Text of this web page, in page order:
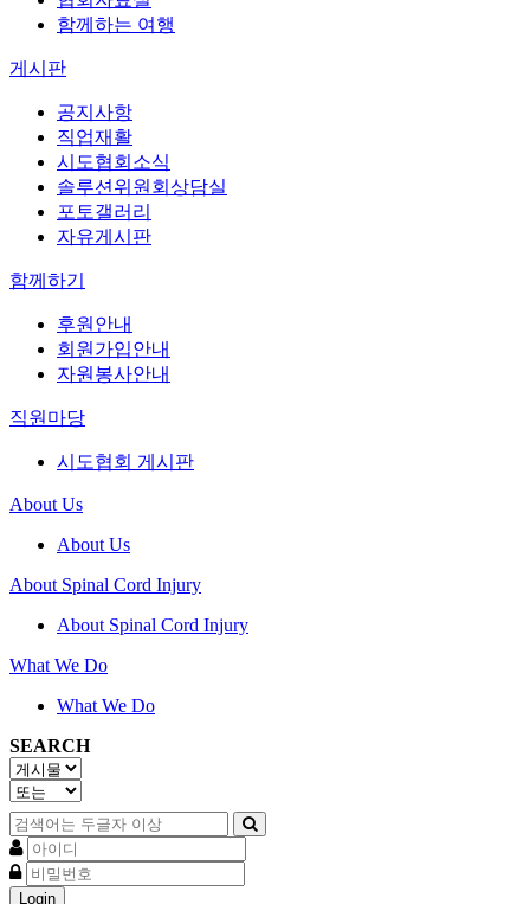
함께하는 여행
게시판
공지사항
직업재활
시도협회소식
솔루션위원회상담실
포토갤러리
자유게시판
함께하기
후원안내
회원가입안내
자원봉사안내
직원마당
시도협회 게시판
About Us
About Us
About Spinal Cord Injury
About Spinal Cord Injury
What We Do
What We Do
SEARCH
Login